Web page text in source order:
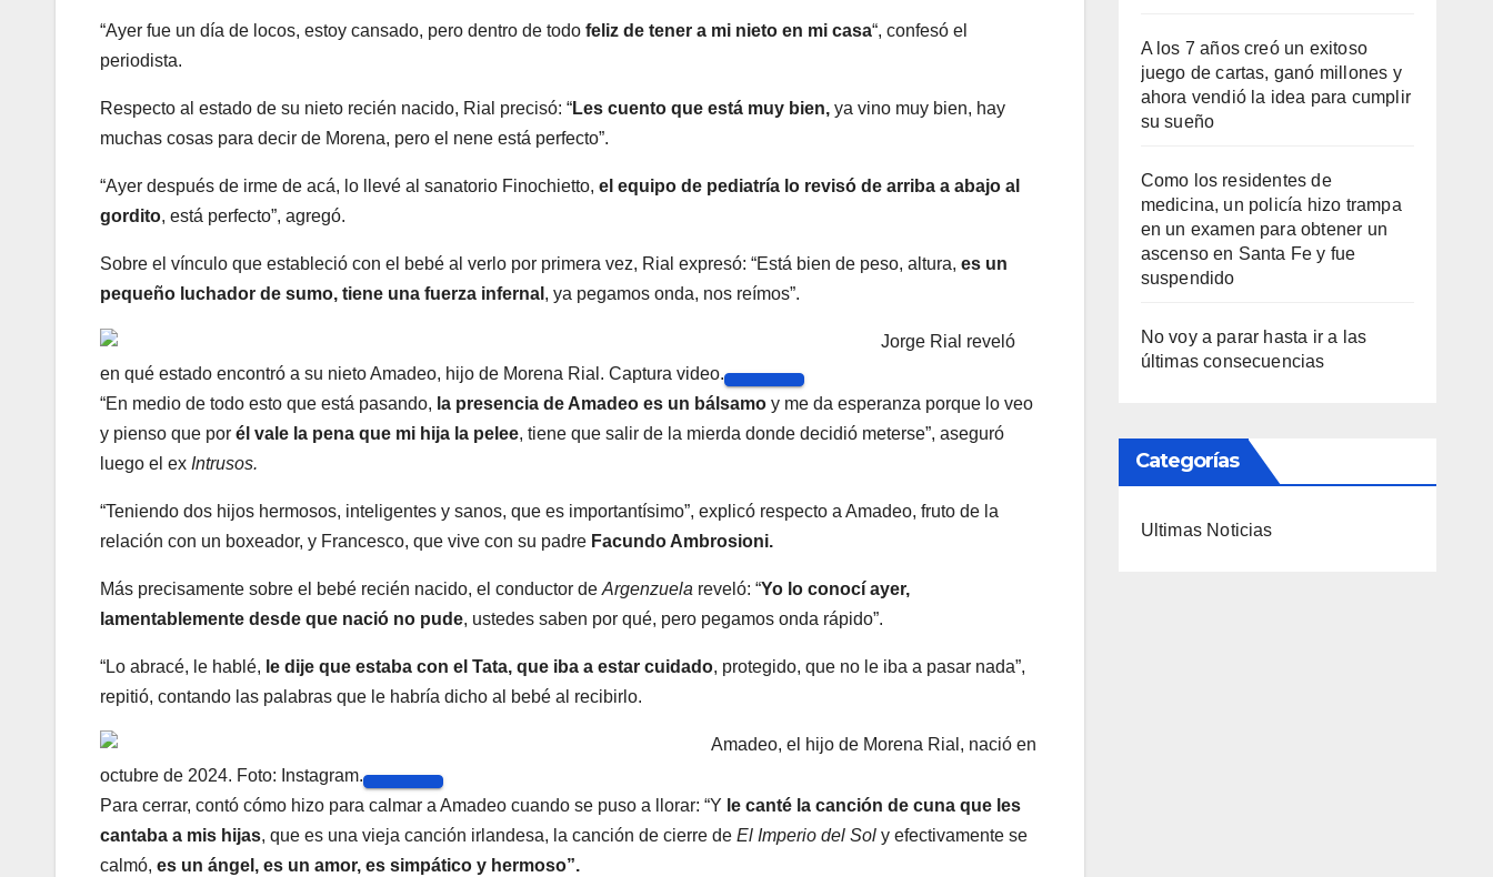
“Ayer fue un día de locos, estoy cansado, pero dentro de todo feliz de tener a mi nieto en mi casa“, confesó el
periodista.
Respecto al estado de su nieto recién nacido, Rial precisó: “Les cuento que está muy bien, ya vino muy bien, hay
muchas cosas para decir de Morena, pero el nene está perfecto”.
“Ayer después de irme de acá, lo llevé al sanatorio Finochietto, el equipo de pediatría lo revisó de arriba a abajo al
gordito, está perfecto”, agregó.
Sobre el vínculo que estableció con el bebé al verlo por primera vez, Rial expresó: “Está bien de peso, altura, es un
pequeño luchador de sumo, tiene una fuerza infernal , ya pegamos onda, nos reímos”.
Jorge Rial reveló
en qué estado encontró a su nieto Amadeo, hijo de Morena Rial. Captura video.
“En medio de todo esto que está pasando, la presencia de Amadeo es un bálsamo y me da esperanza porque lo veo
y pienso que por él vale la pena que mi hija la pelee, tiene que salir de la mierda donde decidió meterse”, aseguró
luego el ex Intrusos.
“Teniendo dos hijos hermosos, inteligentes y sanos, que es importantísimo”, explicó respecto a Amadeo, fruto de la
relación con un boxeador, y Francesco, que vive con su padre Facundo Ambrosioni.
Más precisamente sobre el bebé recién nacido, el conductor de Argenzuela reveló: “Yo lo conocí ayer,
lamentablemente desde que nació no pude, ustedes saben por qué, pero pegamos onda rápido”.
“Lo abracé, le hablé, le dije que estaba con el Tata, que iba a estar cuidado, protegido, que no le iba a pasar nada”,
repitió, contando las palabras que le habría dicho al bebé al recibirlo.
Amadeo, el hijo de Morena Rial, nació en
octubre de 2024. Foto: Instagram.
Para cerrar, contó cómo hizo para calmar a Amadeo cuando se puso a llorar: “Y le canté la canción de cuna que les
cantaba a mis hijas, que es una vieja canción irlandesa, la canción de cierre de El Imperio del Sol y efectivamente se
calmó, es un ángel, es un amor, es simpático y hermoso”.
A los 7 años creó un exitoso
juego de cartas, ganó millones y
ahora vendió la idea para cumplir
su sueño
Como los residentes de
medicina, un policía hizo trampa
en un examen para obtener un
ascenso en Santa Fe y fue
suspendido
No voy a parar hasta ir a las
últimas consecuencias
Categorías
Ultimas Noticias